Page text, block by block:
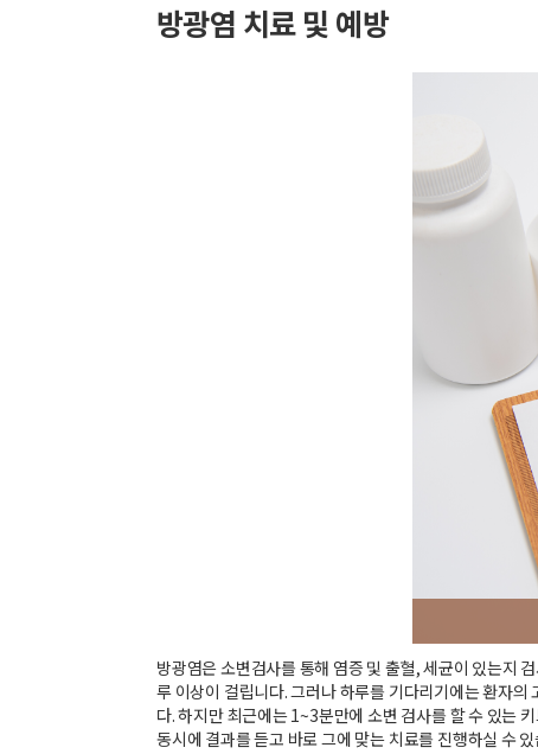
방광염 치료 및 예방
방광염은 소변검사를 통해 염증 및 출혈, 세균이 있는지
루 이상이 걸립니다. 그러나 하루를 기다리기에는 환자
다. 하지만 최근에는 1~3분만에 소변 검사를 할 수 있는
동시에 결과를 듣고 바로 그에 맞는 치료를 진행하실 수